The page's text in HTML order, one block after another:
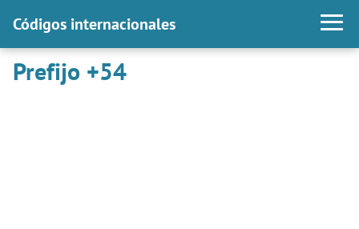
Códigos internacionales
Prefijo +54